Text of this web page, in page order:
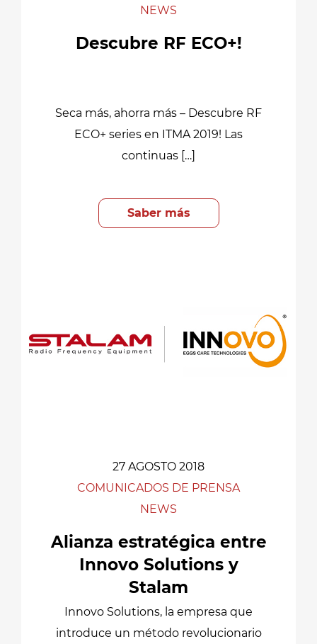
NEWS
Descubre RF ECO+!
Seca más, ahorra más – Descubre RF
ECO+ series en ITMA 2019! Las
continuas […]
Saber más
27 AGOSTO 2018
COMUNICADOS DE PRENSA
NEWS
Alianza estratégica entre
Innovo Solutions y
Stalam
Innovo Solutions, la empresa que
introduce un método revolucionario